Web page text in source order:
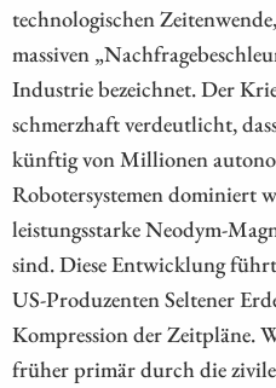
technologischen
massiven
Industrie bezeichnet. Der
schmerzhaft verdeutlicht,
künftig von Millionen
Robotersystemen dominiert
leistungsstarke Neodym-
sind. Diese Entwicklung
US-Produzenten Seltener
Kompression der Zeitpläne.
früher primär durch die